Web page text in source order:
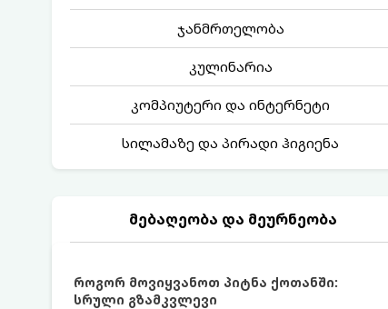
ჯანმრთელობა
კულინარია
კომპიუტერი და ინტერნეტი
სილამაზე და პირადი ჰიგიენა
მებაღეობა და მეურნეობა
როგორ მოვიყვანოთ პიტნა ქოთანში:
სრული გზამკვლევი